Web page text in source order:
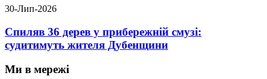
30-Лип-2026
Спиляв 36 дерев у прибережній смузі:
судитимуть жителя Дубенщини
Ми в мережі